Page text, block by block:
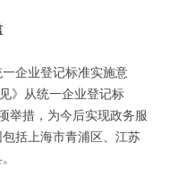
企业登记标准实施意
》从统一企业登记标
举措，为今后实现政务服
括上海市青浦区、江苏